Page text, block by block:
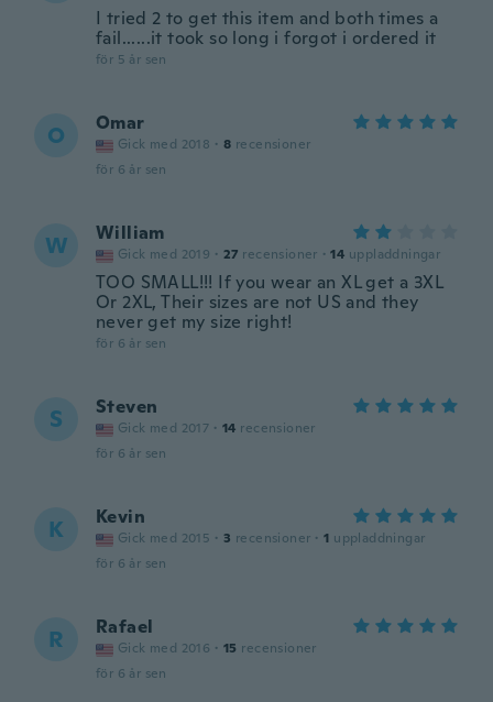
I tried 2 to get this item and both times a
fail......it took so long i forgot i ordered it
för 5 år sen
O Omar
Gick med 2018 · 8 recensioner
för 6 år sen
W William
Gick med 2019 · 27 recensioner · 14 uppladdningar
TOO SMALL!!! If you wear an XL get a 3XL
Or 2XL, Their sizes are not US and they
never get my size right!
för 6 år sen
S Steven
Gick med 2017 · 14 recensioner
för 6 år sen
K Kevin
Gick med 2015 · 3 recensioner · 1 uppladdningar
för 6 år sen
R Rafael
Gick med 2016 · 15 recensioner
för 6 år sen